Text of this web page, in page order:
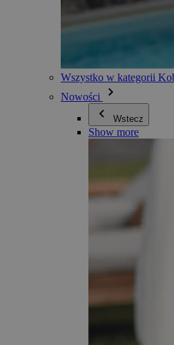
Wszystko w kategorii
Nowości
Wstecz
Show more